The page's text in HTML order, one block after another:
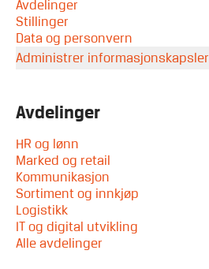
Avdelinger
Stillinger
Data og personvern
Administrer informasjonskapsler
Avdelinger
HR og lønn
Marked og retail
Kommunikasjon
Sortiment og innkjøp
Logistikk
IT og digital utvikling
Alle avdelinger